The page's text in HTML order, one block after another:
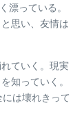
漂っている。
思い、友情は
ていく。現実
知っていく。
は壊れきって